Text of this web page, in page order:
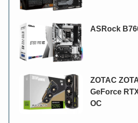
ASRock
ZOTAC
GeForce
OC